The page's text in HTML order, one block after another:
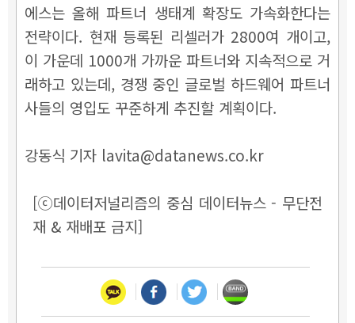
에스는 올해 파트너 생태계 확장도 가속화한다는
전략이다. 현재 등록된 리셀러가 2800여 개이고,
이 가운데 1000개 가까운 파트너와 지속적으로 거
래하고 있는데, 경쟁 중인 글로벌 하드웨어 파트너
사들의 영입도 꾸준하게 추진할 계획이다.
강동식 기자 lavita@datanews.co.kr
[ⓒ데이터저널리즘의 중심 데이터뉴스 - 무단전
재 & 재배포 금지]